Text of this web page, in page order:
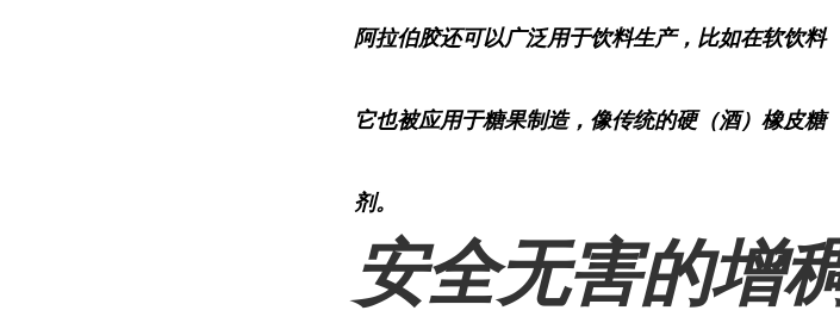
阿拉伯胶还可以广泛用于饮料生产，比如在软饮料
它也被应用于糖果制造，像传统的硬（酒） 橡皮糖
剂。
安全无害的增